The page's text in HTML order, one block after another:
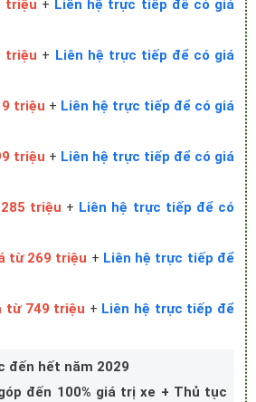
triệu + Liên hệ trực tiếp để có giá
triệu + Liên hệ trực tiếp để có giá
triệu + Liên hệ trực tiếp để có giá
triệu + Liên hệ trực tiếp để có giá
triệu + Liên hệ trực tiếp để có
từ 269 triệu + Liên hệ trực tiếp để
từ 749 triệu + Liên hệ trực tiếp để
đến hết năm 2029
đến 100% giá trị xe + Thủ tục